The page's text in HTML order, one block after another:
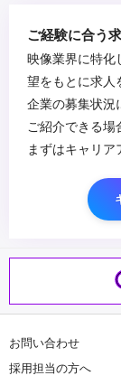
ご経験に合う
映像業界に特化
望をもとに求人
企業の募集状況
ご紹介できる場
まずはキャリア
お問い合わせ
採用担当の方へ